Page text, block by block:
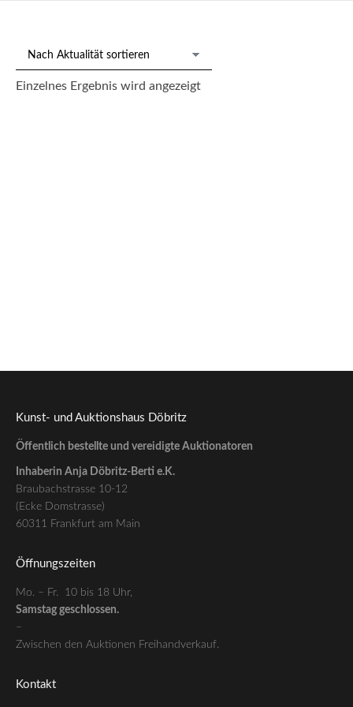
Einzelnes Ergebnis wird angezeigt
Kunst- und Auktionshaus Döbritz
Öffentlich bestellte und vereidigte Auktionatoren
Inhaberin Anja Döbritz-Berti e.K.
Braubachstrasse 10-12
(Ecke Domstrasse)
60311 Frankfurt am Main
Öffnungszeiten
Mo. – Fr. 10 bis 18 Uhr,
Samstag geschlossen.
–
Zwischen den Auktionen Freihandverkauf.
Kontakt